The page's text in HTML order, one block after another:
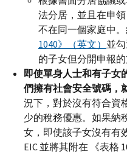
法分居，並且在申領
不在同一個家庭中
1040》（英文） 並
的子女但分開申報的
即使單身人士和有子女
們擁有社會安全號碼，
況下，對於沒有符合資
少的稅務優惠。如果納
女，即使該子女沒有有
EIC並將其附在 《表格